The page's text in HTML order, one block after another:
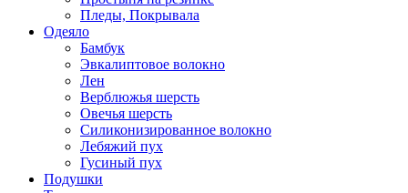
Пледы, Покрывала
Одеяло
Бамбук
Эвкалиптовое волокно
Лен
Верблюжья шерсть
Овечья шерсть
Силиконизированное волокно
Лебяжий пух
Гусиный пух
Подушки